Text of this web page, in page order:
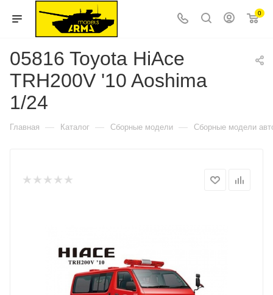
0
05816 Toyota HiAce
TRH200V '10 Aoshima
1/24
Главная — Каталог — Сборные модели — Сборные модели